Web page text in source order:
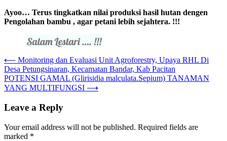
Ayoo… Terus tingkatkan nilai produksi hasil hutan dengen
Pengolahan bambu , agar petani lebih sejahtera. !!!
Post
navigation
⟵ Monitoring dan Evaluasi Unit Agroforestry, Upaya RHL Di
Desa Petungsinaran, Kecamatan Bandar, Kab Pacitan
POTENSI GAMAL (Glirisidia malculata.Sepium) TANAMAN
YANG MULTIFUNGSI ⟶
Leave a Reply
Your email address will not be published. Required fields are
marked *